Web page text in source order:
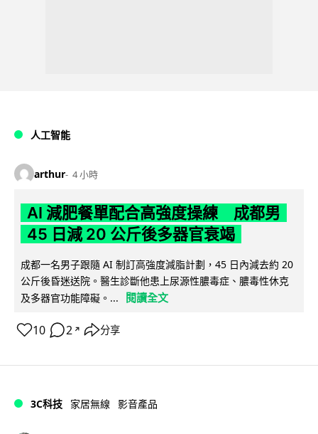
人工智能
arthur 4 小時
AI 減肥餐單配合高強度操練 成都男
45 日減 20 公斤後多器官衰竭
成都一名男子跟隨 AI 制訂高強度減脂計劃，45 日內減去約 20
公斤後昏迷送院。醫生診斷他患上尿源性膿毒症、膿毒性休克
及多器官功能障礙。...
閱讀全文
10 2 ↗ 分享
3C科技 家居無線 影音產品